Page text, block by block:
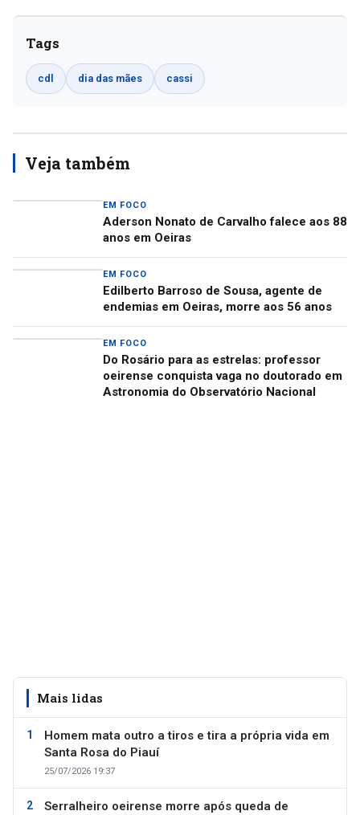
Tags
cdl dia das mães cassi
Veja também
EM FOCO
Aderson Nonato de Carvalho falece aos 88
anos em Oeiras
EM FOCO
Edilberto Barroso de Sousa, agente de
endemias em Oeiras, morre aos 56 anos
EM FOCO
Do Rosário para as estrelas: professor
oeirense conquista vaga no doutorado em
Astronomia do Observatório Nacional
Mais lidas
Homem mata outro a tiros e tira a própria vida em
Santa Rosa do Piauí
25/07/2026 19:37
Serralheiro oeirense morre após queda de